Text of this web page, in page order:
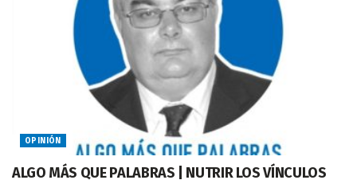
OPINIÓN
ALGO MÁS QUE PALABRAS | NUTRIR LOS VÍNCULOS